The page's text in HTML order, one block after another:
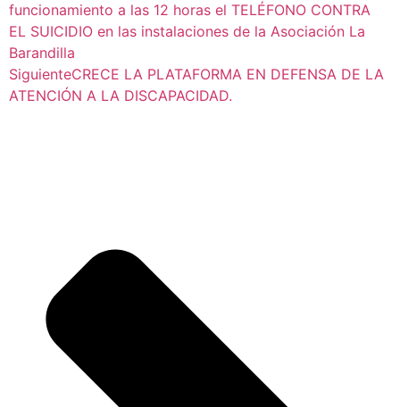
funcionamiento a las 12 horas el TELÉFONO CONTRA
EL SUICIDIO en las instalaciones de la Asociación La
Barandilla
SiguienteCRECE LA PLATAFORMA EN DEFENSA DE LA
ATENCIÓN A LA DISCAPACIDAD.